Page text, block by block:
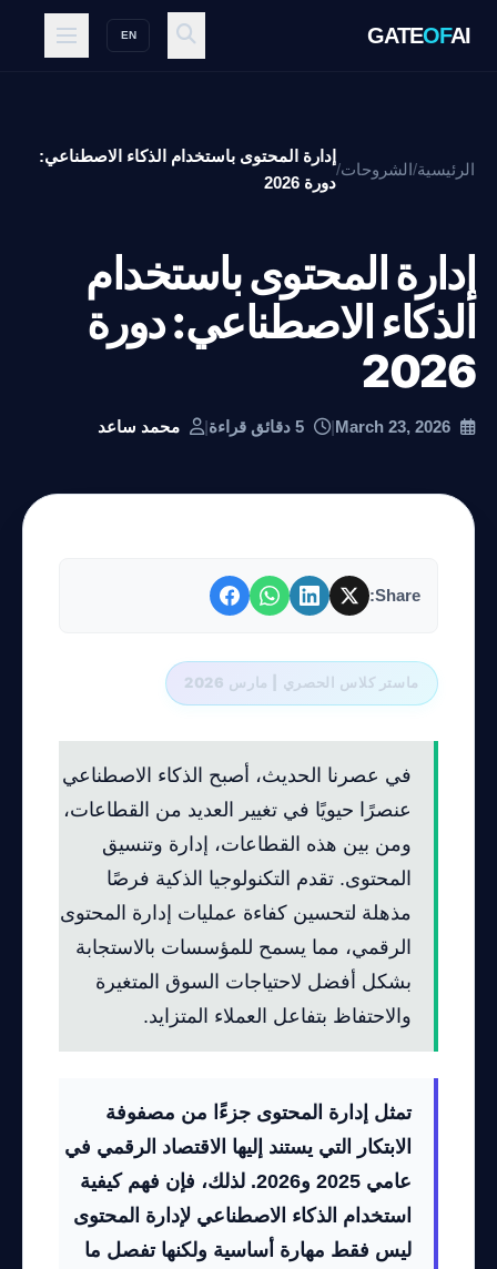
GATEOFAI
EN
الرئيسية/الشروحات/
إدارة المحتوى باستخدام الذكاء الاصطناعي:
دورة 2026
إدارة المحتوى باستخدام
الذكاء الاصطناعي: دورة
2026
|
| محمد ساعد
Share:
ماستر كلاس الحصري | مارس 2026
في عصرنا الحديث، أصبح الذكاء الاصطناعي
عنصرًا حيويًا في تغيير العديد من القطاعات،
ومن بين هذه القطاعات، إدارة وتنسيق
المحتوى. تقدم التكنولوجيا الذكية فرصًا
مذهلة لتحسين كفاءة عمليات إدارة المحتوى
الرقمي، مما يسمح للمؤسسات بالاستجابة
بشكل أفضل لاحتياجات السوق المتغيرة
والاحتفاظ بتفاعل العملاء المتزايد.
تمثل إدارة المحتوى جزءًا من مصفوفة
الابتكار التي يستند إليها الاقتصاد الرقمي في
عامي 2025 و2026. لذلك، فإن فهم كيفية
استخدام الذكاء الاصطناعي لإدارة المحتوى
ليس فقط مهارة أساسية ولكنها تفصل ما